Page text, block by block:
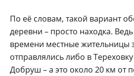
По её словам, такой вариант
деревни – просто находка.
времени местные жительницы
отправлялись либо в
Добруш – а это около 20 км от